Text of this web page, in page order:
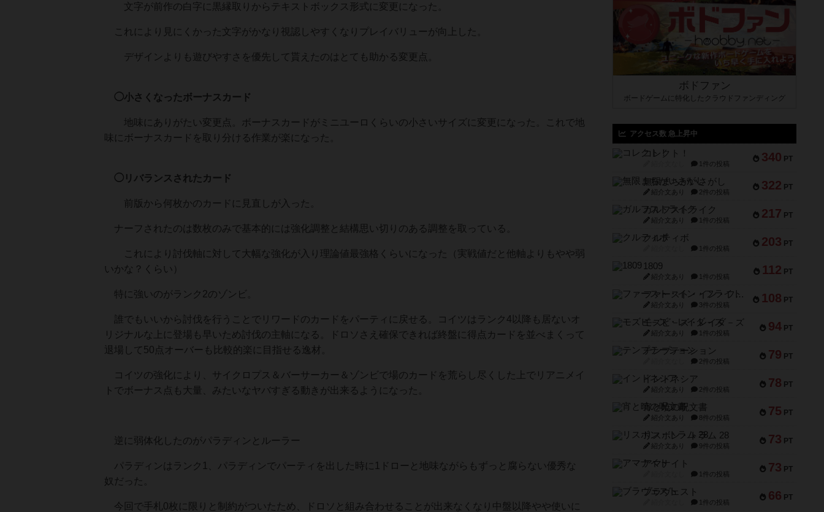
文字が前作の白字に黒縁取りからテキストボックス形式に変更になった。
これにより見にくかった文字がかなり視認しやすくなりプレイバリューが向上した。
デザインよりも遊びやすさを優先して貰えたのはとても助かる変更点。
◯小さくなったボーナスカード
地味にありがたい変更点。ボーナスカードがミニユーロくらいの小さいサイズに変更になった。これで地
味にボーナスカードを取り分ける作業が楽になった。
◯リバランスされたカード
前版から何枚かのカードに見直しが入った。
ナーフされたのは数枚のみで基本的には強化調整と結構思い切りのある調整を取っている。
これにより討伐軸に対して大幅な強化が入り理論値最強格くらいになった（実戦値だと他軸よりもやや弱
いかな？くらい）
特に強いのがランク2のゾンビ。
誰でもいいから討伐を行うことでリワードのカードをパーティに戻せる。コイツはランク4以降も居ないオ
リジナルな上に登場も早いため討伐の主軸になる。ドロソさえ確保できれば終盤に得点カードを並べまくって
退場して50点オーバーも比較的楽に目指せる逸材。
コイツの強化により、サイクロプス＆バーサーカー＆ゾンビで場のカードを荒らし尽くした上でリアニメイ
トでボーナス点も大量、みたいなヤバすぎる動きが出来るようになった。
逆に弱体化したのがパラディンとルーラー
パラディンはランク1、パラディンでパーティを出した時に1ドローと地味ながらもずっと腐らない優秀な
奴だった。
今回で手札0枚に限りと制約がついたため、ドロソと組み合わせることが出来なくなり中盤以降やや使いに
ボドファン
ボードゲームに特化したクラウドファンディング
アクセス数 急上昇中
340 PT
コレクト！
1件の投稿
322 PT
無限まちがいさがし
紹介文あり 2件の投稿
217 PT
ガルフストライク
紹介文あり 1件の投稿
203 PT
クルティボ
1件の投稿
112 PT
1809
紹介文あり 1件の投稿
108 PT
ファースト・イン・フライト
紹介文あり 3件の投稿
94 PT
モズビ－ズ・レイダ－ズ
紹介文あり 1件の投稿
79 PT
テンプテーション
2件の投稿
78 PT
インドネシア
紹介文あり 2件の投稿
75 PT
宵と暁の呪文書
紹介文あり 8件の投稿
73 PT
リスボン・トラム 28
紹介文あり 9件の投稿
73 PT
アマナイト
1件の投稿
66 PT
ブラヴェスト
1件の投稿